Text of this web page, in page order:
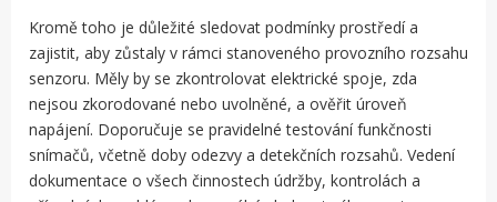
Kromě toho je důležité sledovat podmínky prostředí a
zajistit, aby zůstaly v rámci stanoveného provozního rozsahu
senzoru. Měly by se zkontrolovat elektrické spoje, zda
nejsou zkorodované nebo uvolněné, a ověřit úroveň
napájení. Doporučuje se pravidelné testování funkčnosti
snímačů, včetně doby odezvy a detekčních rozsahů. Vedení
dokumentace o všech činnostech údržby, kontrolách a